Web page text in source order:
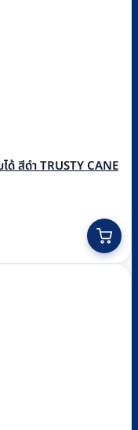
สีดำ TRUSTY CANE